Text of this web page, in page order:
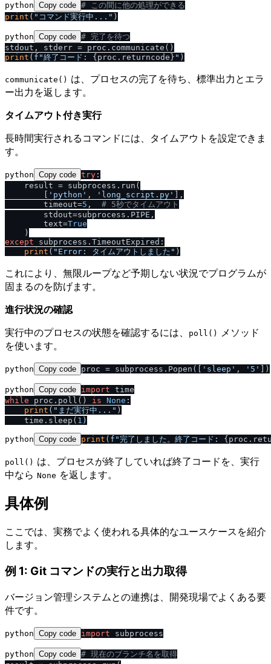
python Copy code # この間に他の処理ができる
print ( "コマンド実行中..."
python Copy code # 完了を待つ
print ( f"終了コード: {proc.returncode} "
communicate() は、プロセスの完了を待ち、標準出力とエラ
ー出力を返します。
タイムアウト付き実行
長時間実行されるコマンドには、タイムアウトを設定できま
す。
python Copy code try :
    result = subprocess.run(
'python' , 'long_script.py'
],
        timeout=
5 , # 5秒でタイムアウト
        stdout=subprocess.PIPE,
        text=
True
except subprocess.TimeoutExpired:
print ( "Error: タイムアウトしました"
これにより、無限ループなど予期しない状況でプログラムが
固まるのを防げます。
進行状況の確認
実行中のプロセスの状態を確認するには、
poll()
メソッド
を使います。
python Copy code proc = subprocess.Popen([ 'sleep' , '5'
python Copy code import
while proc.poll() is None :
print ( "まだ実行中..." )
    time.sleep(
1
python Copy code print ( f"完了しました。終了コード:
poll() は、プロセスが終了していれば終了コードを、実行
中なら None を返します。
具体例
ここでは、実務でよく使われる具体的なユースケースを紹介
します。
例 1: Git コマンドの実行と出力取得
バージョン管理システムとの連携は、開発現場でよくある要
件です。
python Copy code import
python Copy code # 現在のブランチ名を取得